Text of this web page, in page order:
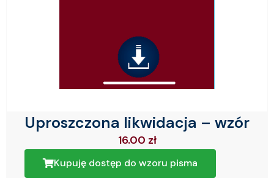
Uproszczona likwidacja – wzór
16.00 zł
Kupuję dostęp do wzoru pisma